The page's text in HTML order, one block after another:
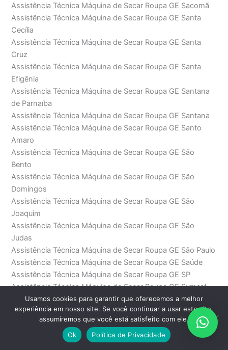
Assistência Técnica Máquina de Secar Roupa GE Sacomã
Assistência Técnica Máquina de Secar Roupa GE Santa
Cecília
Assistência Técnica Máquina de Secar Roupa GE Santa
Cruz
Assistência Técnica Máquina de Secar Roupa GE Santa
Efigênia
Assistência Técnica Máquina de Secar Roupa GE Santana
de Parnaíba
Assistência Técnica Máquina de Secar Roupa GE Santana
Assistência Técnica Máquina de Secar Roupa GE Santo
Amaro
Assistência Técnica Máquina de Secar Roupa GE São
Bento
Assistência Técnica Máquina de Secar Roupa GE São
Domingos
Assistência Técnica Máquina de Secar Roupa GE São
Joaquim
Assistência Técnica Máquina de Secar Roupa GE São
Judas
Assistência Técnica Máquina de Secar Roupa GE São Paulo
Assistência Técnica Máquina de Secar Roupa GE Saúde
Assistência Técnica Máquina de Secar Roupa GE SP
Assistência Técnica Máquina de Secar Roupa GE Sumaré
Assistência Técnica Máquina de Secar Roupa GE
Sumarezinho
Assistência Técnica Máquina de Secar Roupa GE Tamboré
Assistência Técnica Máquina de Secar Roupa GE Tatuapé
Usamos cookies para garantir que oferecemos a melhor
experiência em nosso site. Se você continuar a usar este site,
assumiremos que você está satisfeito com ele.
Ok
Política de Privacidade